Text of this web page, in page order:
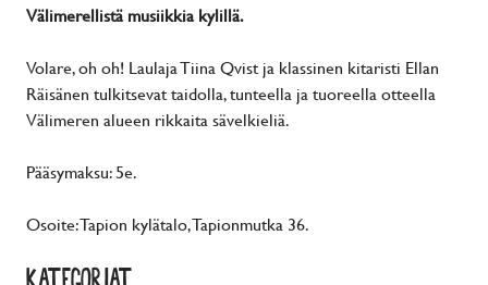
Välimerellistä musiikkia kylillä.
Volare, oh oh! Laulaja Tiina Qvist ja klassinen kitaristi Ellan
Räisänen tulkitsevat taidolla, tunteella ja tuoreella otteella
Välimeren alueen rikkaita sävelkieliä.
Pääsymaksu: 5e.
Osoite: Tapion kylätalo, Tapionmutka 36.